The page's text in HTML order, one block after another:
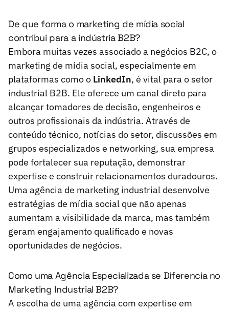
De que forma o marketing de mídia social
contribui para a indústria B2B?
Embora muitas vezes associado a negócios B2C, o
marketing de mídia social, especialmente em
plataformas como o LinkedIn, é vital para o setor
industrial B2B. Ele oferece um canal direto para
alcançar tomadores de decisão, engenheiros e
outros profissionais da indústria. Através de
conteúdo técnico, notícias do setor, discussões em
grupos especializados e networking, sua empresa
pode fortalecer sua reputação, demonstrar
expertise e construir relacionamentos duradouros.
Uma agência de marketing industrial desenvolve
estratégias de mídia social que não apenas
aumentam a visibilidade da marca, mas também
geram engajamento qualificado e novas
oportunidades de negócios.
Como uma Agência Especializada se Diferencia no
Marketing Industrial B2B?
A escolha de uma agência com expertise em